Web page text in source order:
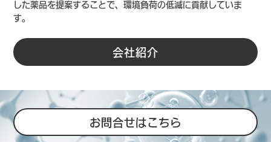
した薬品を提案することで、環境負荷の低減に貢献していま
す。
会社紹介
お問合せはこちら